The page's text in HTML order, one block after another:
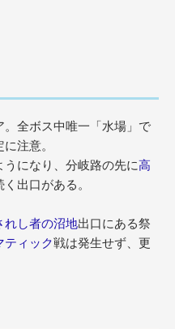
。全ボス中唯一「水場」で
注意。
になり、分岐路の先に高
く出口がある。
れし者の沼地出口にある祭
ティック戦は発生せず、更